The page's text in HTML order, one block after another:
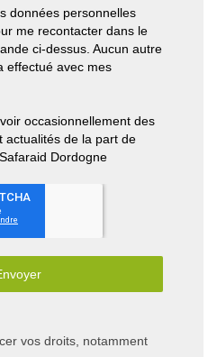
données personnelles
me recontacter dans le
ci-dessus. Aucun autre
effectué avec mes
occasionnellement des
actualités de la part de
Dordogne
vos droits, notamment